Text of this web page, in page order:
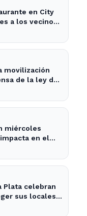
en City
a los vecinos
movilización
de la ley de
miércoles
en el
Plata celebran
sus locales